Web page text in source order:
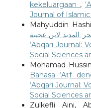
kekeluargaan ,
Journal of
Mahyuddin
‘Abqari Journal:
Social Sciences
Mohamad
Bahasa ‘Aṭf
‘Abqari Journal:
Social Sciences
Zulkefli Aini,